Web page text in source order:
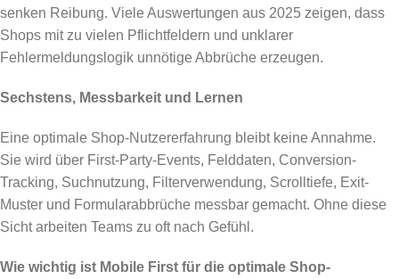
senken Reibung. Viele Auswertungen aus 2025 zeigen, dass
Shops mit zu vielen Pflichtfeldern und unklarer
Fehlermeldungslogik unnötige Abbrüche erzeugen.
Sechstens, Messbarkeit und Lernen
Eine optimale Shop-Nutzererfahrung bleibt keine Annahme.
Sie wird über First-Party-Events, Felddaten, Conversion-
Tracking, Suchnutzung, Filterverwendung, Scrolltiefe, Exit-
Muster und Formularabbrüche messbar gemacht. Ohne diese
Sicht arbeiten Teams zu oft nach Gefühl.
Wie wichtig ist Mobile First für die optimale Shop-